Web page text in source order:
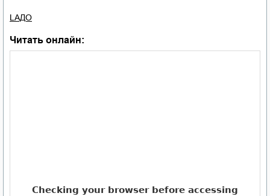
LAДО
Читать онлайн: